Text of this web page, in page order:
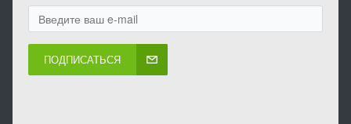
ПОДПИСАТЬСЯ